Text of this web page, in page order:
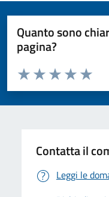
Quanto sono
pagina?
Valuta da 1 a 5 stelle la
Valuta
Valuta 4
Valuta 3 stelle
Valuta 2 stelle su 5
Valuta 1 stelle su 5
Contatta il
Leggi le